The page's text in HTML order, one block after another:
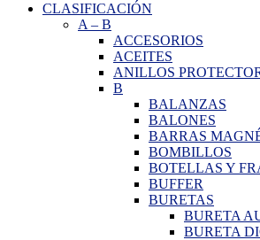
CLASIFICACIÓN
A– B
ACCESORIOS
ACEITES
ANILLOS
B
BALANZAS
BALONES
BARRAS
BOMBILLOS
BOTELLAS Y
BUFFER
BURETAS
BURETA
BURETA